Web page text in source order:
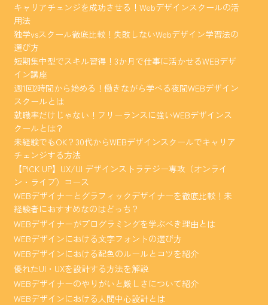
キャリアチェンジを成功させる！Webデザインスクールの活
用法
独学vsスクール徹底比較！失敗しないWebデザイン学習法の
選び方
短期集中型でスキル習得！3か月で仕事に活かせるWEBデザ
イン講座
週1回2時間から始める！働きながら学べる夜間WEBデザイン
スクールとは
就職率だけじゃない！フリーランスに強いWEBデザインス
クールとは？
未経験でもOK？30代からWEBデザインスクールでキャリア
チェンジする方法
【PICK UP】UX/UI デザインストラテジー専攻（オンライ
ン・ライブ）コース
WEBデザイナーとグラフィックデザイナーを徹底比較！未
経験者におすすめなのはどっち？
WEBデザイナーがプログラミングを学ぶべき理由とは
WEBデザインにおける文字フォントの選び方
WEBデザインにおける配色のルールとコツを紹介
優れたUI・UXを設計する方法を解説
WEBデザイナーのやりがいと厳しさについて紹介
WEBデザインにおける人間中心設計とは